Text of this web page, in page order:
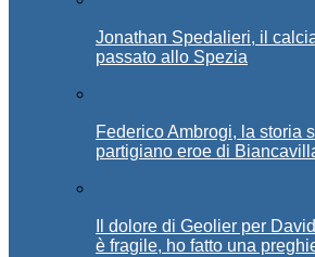
Jonathan Spedalieri, il
passato allo Spezia
Federico Ambrogi, la storia
partigiano eroe di
Il dolore di Geolier per
è fragile, ho fatto una